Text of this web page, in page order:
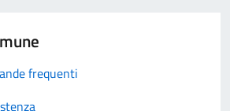
frequenti